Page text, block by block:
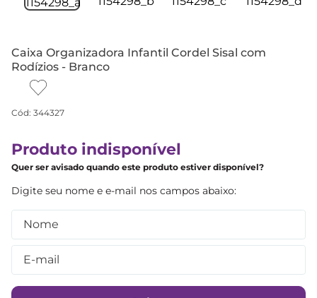
Caixa Organizadora Infantil Cordel Sisal com
Rodízios - Branco
Cód: 344327
Produto indisponível
Quer ser avisado quando este produto estiver disponível?